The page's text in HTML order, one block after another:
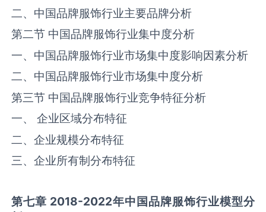
二、中国品牌服饰行业主要品牌分析
第二节 中国品牌服饰行业集中度分析
一、中国品牌服饰行业市场集中度影响因素分析
二、中国品牌服饰行业市场集中度分析
第三节 中国品牌服饰行业竞争特征分析
一、 企业区域分布特征
二、企业规模分布特征
三、企业所有制分布特征
第七章 2018-2022年中国品牌服饰行业模型分